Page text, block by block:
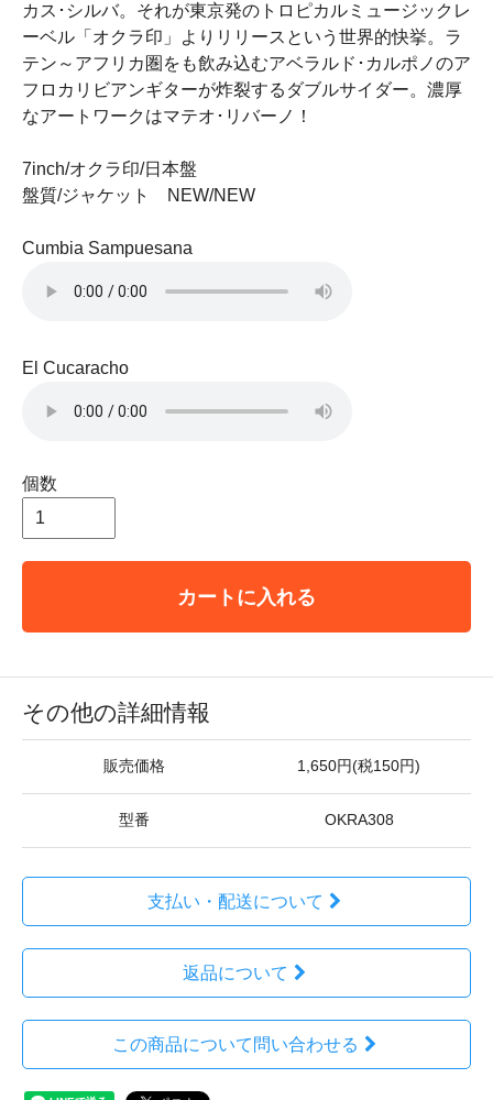
カス･シルバ。それが東京発のトロピカルミュージックレ
ーベル「オクラ印」よりリリースという世界的快挙。ラ
テン～アフリカ圏をも飲み込むアベラルド･カルポノのア
フロカリビアンギターが炸裂するダブルサイダー。濃厚
なアートワークはマテオ･リバーノ！
7inch/オクラ印/日本盤
盤質/ジャケット NEW/NEW
Cumbia Sampuesana
El Cucaracho
個数
カートに入れる
その他の詳細情報
販売価格 1,650円(税150円)
型番 OKRA308
支払い・配送について
返品について
この商品について問い合わせる